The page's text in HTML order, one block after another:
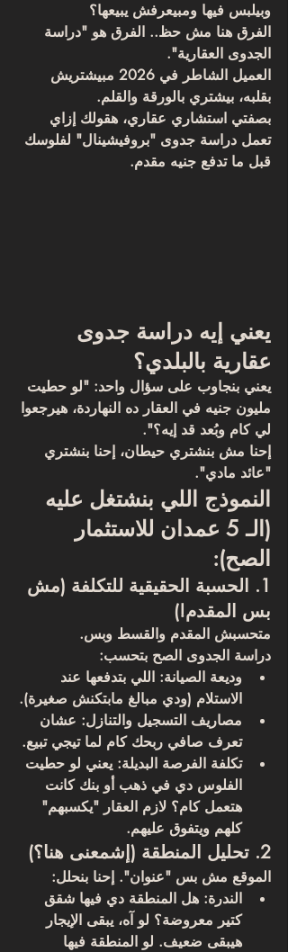
وبيلبس فيها ومبيعرفش يبيعها؟
الفرق هنا مش حظ.. الفرق هو "دراسة
الجدوى العقارية".
العميل الشاطر في 2026 مبيشتريش
بقلبه، بيشتري بالورقة والقلم.
بصفتي استشاري عقاري، هقولك إزاي
تعمل دراسة جدوى "بروفيشينال" لفلوسك
قبل ما تدفع جنيه مقدم.
يعني إيه دراسة جدوى
عقارية بالبلدي؟
يعني بنجاوب على سؤال واحد: "لو حطيت
مليون جنيه في العقار ده النهاردة، هيرجعوا
لي كام وبُعد قد إيه؟".
إحنا مش بنشتري حيطان، إحنا بنشتري
"عائد مادي".
النموذج اللي بنشتغل عليه
(الـ 5 عمدان للاستثمار
الصح):
1. الحسبة الحقيقية للتكلفة (مش
بس المقدم!)
متحسبش المقدم والقسط وبس.
دراسة الجدوى الصح بتحسب:
وديعة الصيانة: اللي بتدفعها عند
الاستلام (ودي مبالغ مابتكنش صغيرة).
مصاريف التسجيل والتنازل: عشان
تعرف صافي ربحك كام لما تيجي تبيع.
تكلفة الفرصة البديلة: يعني لو حطيت
الفلوس دي في ذهب أو بنك كانت
هتعمل كام؟ لازم العقار "يكسبهم"
كلهم ويتفوق عليهم.
2. تحليل المنطقة (إشمعنى هنا؟)
الموقع مش بس "عنوان". إحنا بنحلل:
الندرة: هل المنطقة دي فيها شقق
كتير معروضة؟ لو آه، يبقى الإيجار
هيبقى ضعيف. لو المنطقة فيها